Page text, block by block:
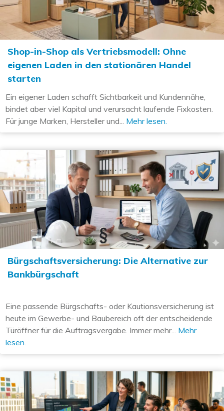
Shop-in-Shop als Vertriebsmodell: Ohne
eigenen Laden in den stationären Handel
starten
Ein eigener Laden schafft Sichtbarkeit und Kundennähe,
bindet aber viel Kapital und verursacht laufende Fixkosten.
Für junge Marken, Hersteller und... Mehr lesen.
Bürgschaftsversicherung: Die Alternative zur
Bankbürgschaft
Eine passende Bürgschafts- oder Kautionsversicherung ist
heute im Gewerbe- und Baubereich oft der entscheidende
Türöffner für die Auftragsvergabe. Immer mehr... Mehr
lesen.